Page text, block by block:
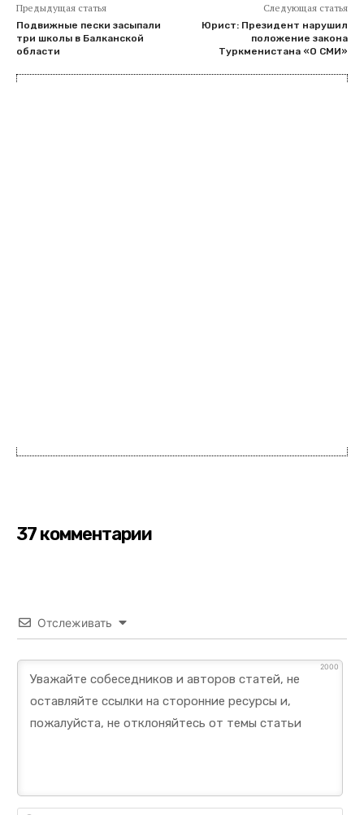
Предыдущая статья
Подвижные пески засыпали
три школы в Балканской
области
Следующая статья
Юрист: Президент нарушил
положение закона
Туркменистана «О СМИ»
37 комментарии
Отслеживать
2000